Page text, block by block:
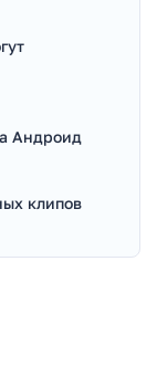
Андроид
клипов